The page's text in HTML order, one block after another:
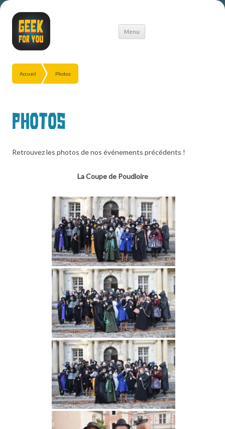
Menu
Aller
Accueil Photos
Photos
Retrouvez les photos de nos événements précédents !
La Coupe de Poudloire